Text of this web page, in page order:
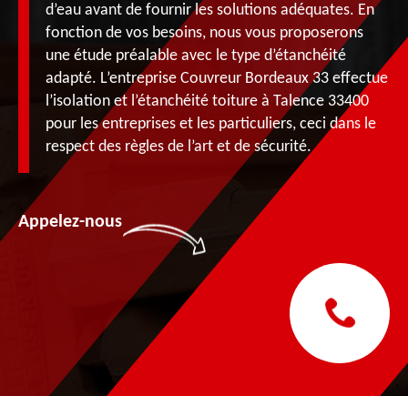
d’eau avant de fournir les solutions adéquates. En
fonction de vos besoins, nous vous proposerons
une étude préalable avec le type d’étanchéité
adapté. L’entreprise Couvreur Bordeaux 33 effectue
l’isolation et l’étanchéité toiture à Talence 33400
pour les entreprises et les particuliers, ceci dans le
respect des règles de l’art et de sécurité.
Appelez-nous